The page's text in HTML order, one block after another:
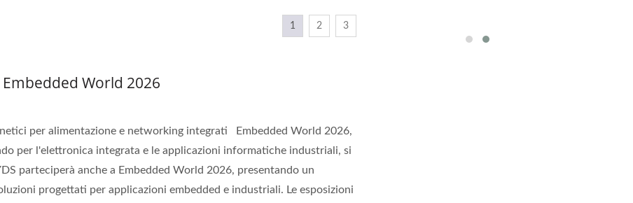
1 2 3
World 2026
per alimentazione e networking integrati Embedded World 2026,
per l'elettronica integrata e le applicazioni informatiche industriali, si
parteciperà anche a Embedded World 2026, presentando un
progettati per applicazioni embedded e industriali. Le esposizioni